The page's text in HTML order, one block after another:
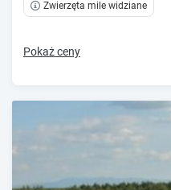
Zwierzęta mile widziane
Pokaż ceny